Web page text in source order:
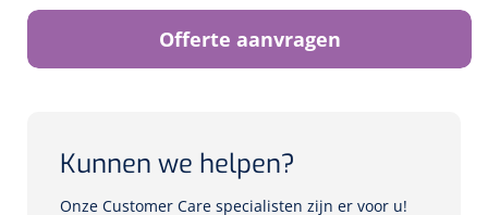
Biometers
Ultrasound biometers
Perimeters
Offerte aanvragen
Kunnen we helpen?
Onze Customer Care specialisten zijn er voor u!